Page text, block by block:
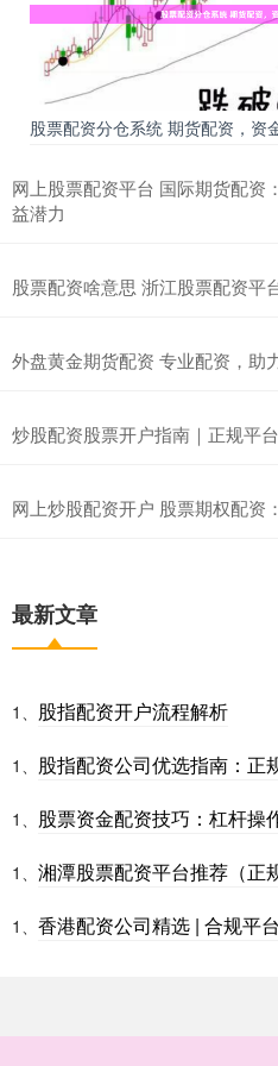
股票配资分仓系统 期货配资，资
网上股票配资平台 国际期货配资
益潜力
股票配资啥意思 浙江股票配资平
外盘黄金期货配资 专业配资，助
炒股配资股票开户指南｜正规平
网上炒股配资开户 股票期权配资
最新文章
1、 股指配资开户流程解析
1、 股指配资公司优选指南：正
1、 股票资金配资技巧：杠杆操
1、 湘潭股票配资平台推荐（正
1、 香港配资公司精选 | 合规平